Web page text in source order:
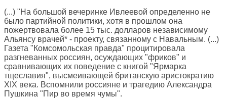
(...) "На большой вечеринке Ивлеевой определенно не
было партийной политики, хотя в прошлом она
пожертвовала более 15 тыс. долларов независимому
Альянсу врачей* - проекту, связанному с Навальным. (...)
Газета "Комсомольская правда" процитировала
разгневанных россиян, осуждающих "фриков" и
сравнивающих их поведение с книгой "Ярмарка
тщеславия", высмеивающей британскую аристократию
XIX века. Вспомнили россияне и трагедию Александра
Пушкина "Пир во время чумы".